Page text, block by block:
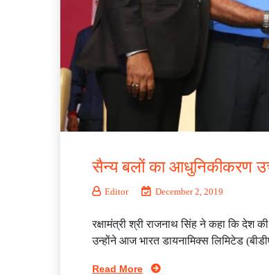
सैन्‍य बलों का आधुनिकीकरण
Editor December 2, 2019
रक्षामंत्री श्री राजनाथ सिंह ने कहा कि देश
उन्‍होंने आज भारत डायनामिक्‍स लिमिटेड
Read More